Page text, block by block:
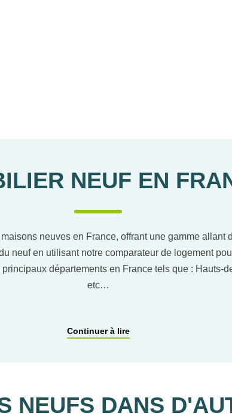
NEUF EN
neuves en France, offrant une gamme allant
neuf en utilisant notre comparateur de logement
départements en France tels que : Hauts-
etc…
PERSONNALISÉ
Continuer à lire
NEUFS DANS